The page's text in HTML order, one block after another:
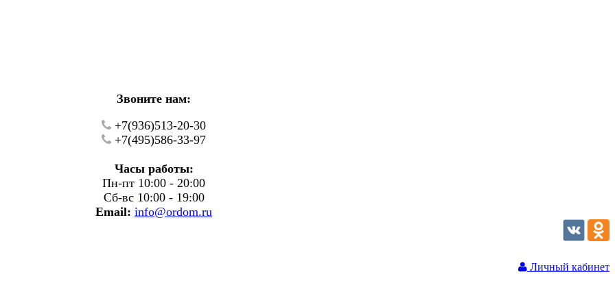
Звоните нам:
+7(936)513-20-30
+7(495)586-33-97
Часы работы:
Пн-пт 10:00 - 20:00
Сб-вс 10:00 - 19:00
Email: info@ordom.ru
Личный кабинет